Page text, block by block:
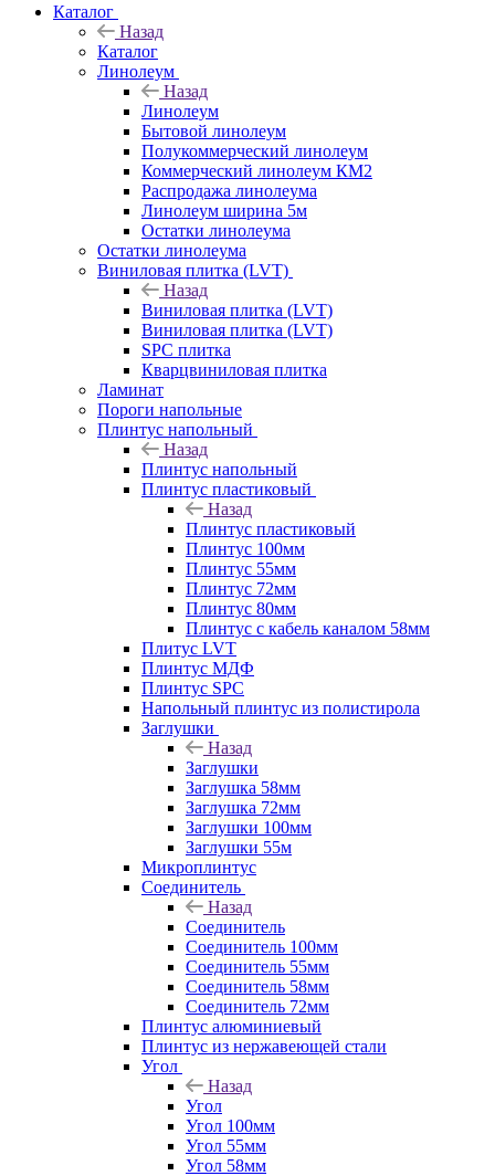
Каталог
Назад
Каталог
Линолеум
Назад
Линолеум
Бытовой линолеум
Полукоммерческий линолеум
Коммерческий линолеум КМ2
Распродажа линолеума
Линолеум ширина 5м
Остатки линолеума
Остатки линолеума
Виниловая плитка (LVT)
Назад
Виниловая плитка (LVT)
Виниловая плитка (LVT)
SPC плитка
Кварцвиниловая плитка
Ламинат
Пороги напольные
Плинтус напольный
Назад
Плинтус напольный
Плинтус пластиковый
Назад
Плинтус пластиковый
Плинтус 100мм
Плинтус 55мм
Плинтус 72мм
Плинтус 80мм
Плинтус с кабель каналом 58мм
Плитус LVT
Плинтус МДФ
Плинтус SPC
Напольный плинтус из полистирола
Заглушки
Назад
Заглушки
Заглушка 58мм
Заглушка 72мм
Заглушки 100мм
Заглушки 55м
Микроплинтус
Соединитель
Назад
Соединитель
Соединитель 100мм
Соединитель 55мм
Соединитель 58мм
Соединитель 72мм
Плинтус алюминиевый
Плинтус из нержавеющей стали
Угол
Назад
Угол
Угол 100мм
Угол 55мм
Угол 58мм